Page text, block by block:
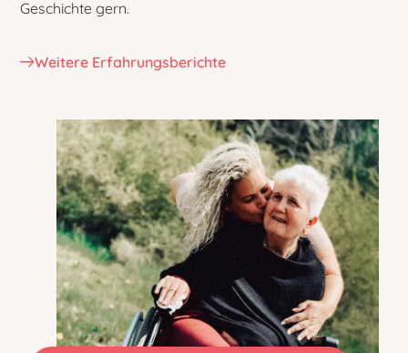
Geschichte gern.
Weitere Erfahrungsberichte